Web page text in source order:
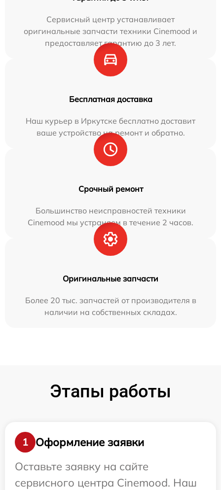
Сервисный центр устанавливает
оригинальные запчасти техники Cinemood и
предоставляет гарантию до 3 лет.
Бесплатная доставка
Наш курьер в Иркутске бесплатно доставит
ваше устройство на ремонт и обратно.
Срочный ремонт
Большинство неисправностей техники
Cinemood мы устраняем в течение 2 часов.
Оригинальные запчасти
Более 20 тыс. запчастей от производителя в
наличии на собственных складах.
Этапы работы
1
Оформление заявки
Оставьте заявку на сайте
сервисного центра Cinemood. Наш